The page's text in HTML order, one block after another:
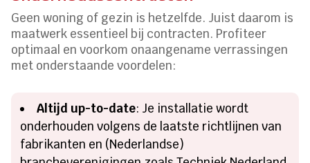
Geen woning of gezin is hetzelfde. Juist daarom is
maatwerk essentieel bij contracten. Profiteer
optimaal en voorkom onaangename verrassingen
met onderstaande voordelen:
Altijd up-to-date: Je installatie wordt
onderhouden volgens de laatste richtlijnen van
fabrikanten en (Nederlandse)